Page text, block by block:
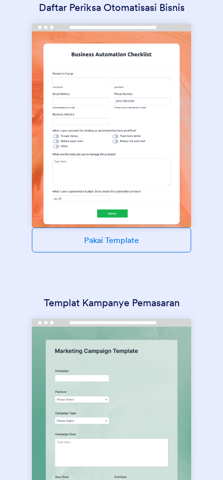
Daftar Periksa Otomatisasi Bisnis
Pakai Template
Templat Kampanye Pemasaran